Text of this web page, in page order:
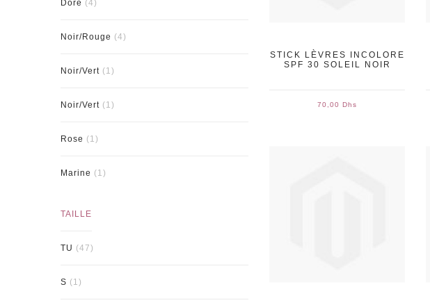
STICK LÈVRES INCOLORE
SPF 30 SOLEIL NOIR
70,00 Dhs
Doré (4)
Noir/Rouge (4)
Noir/Vert (1)
Noir/Vert (1)
Rose (1)
Marine (1)
TAILLE
TU (47)
S (1)